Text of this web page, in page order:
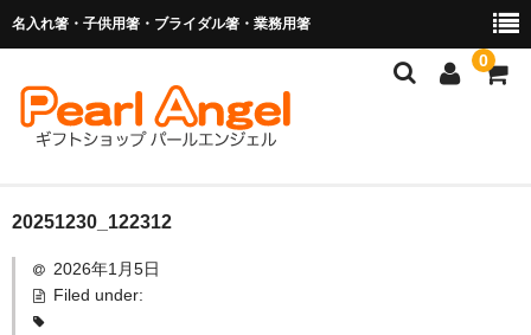
名入れ箸・子供用箸・ブライダル箸・業務用箸
0
商品を探す
お子様の入卒園に
20251230_122312
2026年1月5日
Filed under: